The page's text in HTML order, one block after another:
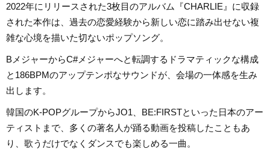
2022年にリリースされた3枚目のアルバム『CHARLIE』に収録
された本作は、過去の恋愛経験から新しい恋に踏み出せない複
雑な心境を描いた切ないポップソング。
BメジャーからC#メジャーへと転調するドラマティックな構成
と186BPMのアップテンポなサウンドが、会場の一体感を生み
出します。
韓国のK-POPグループからJO1、BE:FIRSTといった日本のアー
ティストまで、多くの著名人が踊る動画を投稿したこともあ
り、歌うだけでなくダンスでも楽しめる一曲。